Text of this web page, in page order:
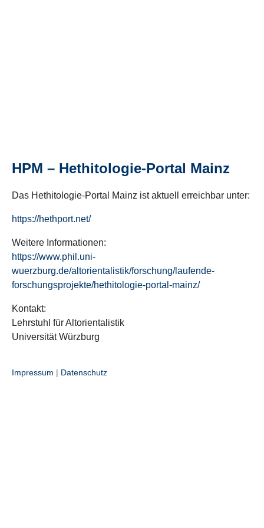
HPM – Hethitologie-Portal Mainz
Das Hethitologie-Portal Mainz ist aktuell erreichbar unter:
https://hethport.net/
Weitere Informationen:
https://www.phil.uni-
wuerzburg.de/altorientalistik/forschung/laufende-
forschungsprojekte/hethitologie-portal-mainz/
Kontakt:
Lehrstuhl für Altorientalistik
Universität Würzburg
Impressum | Datenschutz